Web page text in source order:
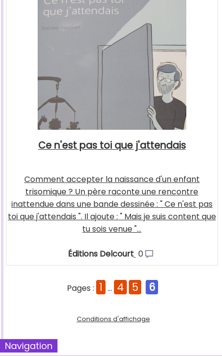
Ce n'est pas toi que j'attendais
Comment accepter la naissance d'un enfant
trisomique ? Un père raconte une rencontre
inattendue dans une bande dessinée : " Ce n'est pas
toi que j'attendais ". Il ajoute : " Mais je suis content que
tu sois venue "...
Éditions Delcourt 0
Pages : 1 ... 4 5 6
Conditions d'affichage
Navigation